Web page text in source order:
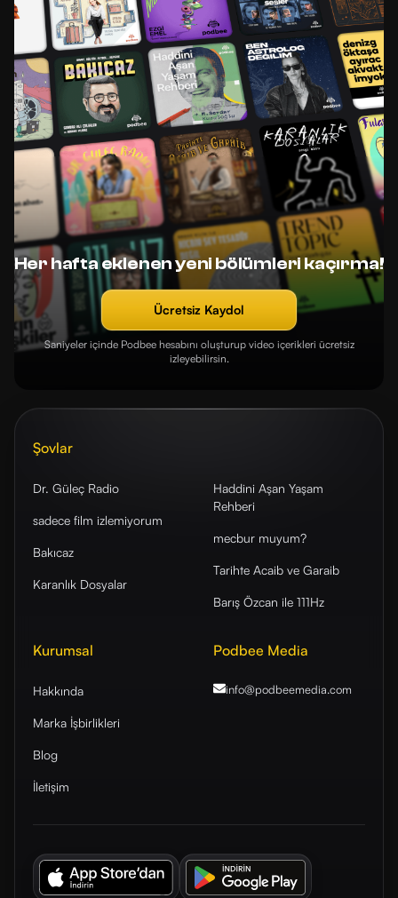
Her hafta eklenen yeni bölümleri kaçırma!
Ücretsiz Kaydol
Saniyeler içinde Podbee hesabını oluşturup video içerikleri ücretsiz
izleyebilirsin.
Şovlar
Dr. Güleç Radio
sadece film izlemiyorum
Bakıcaz
Karanlık Dosyalar
Haddini Aşan Yaşam
Rehberi
mecbur muyum?
Tarihte Acaib ve Garaib
Barış Özcan ile 111Hz
Kurumsal
Hakkında
Marka İşbirlikleri
Blog
İletişim
Podbee Media
info@podbeemedia.com